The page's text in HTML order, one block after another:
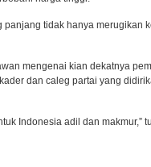
panjang tidak hanya merugikan
mengenai kian dekatnya
dan caleg partai yang
Indonesia adil dan makmur,”